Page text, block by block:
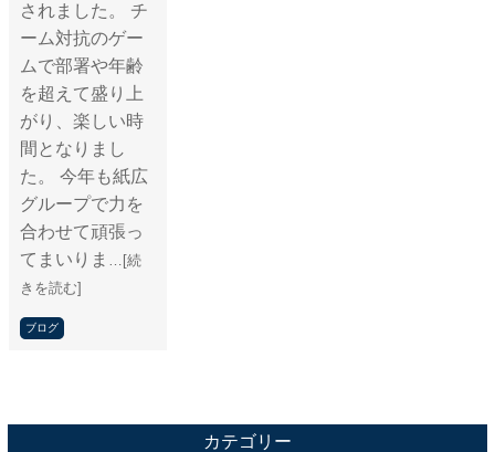
されました。 チ
ーム対抗のゲー
ムで部署や年齢
を超えて盛り上
がり、楽しい時
間となりまし
た。 今年も紙広
グループで力を
合わせて頑張っ
てまいりま …[続
きを読む]
ブログ
カテゴリー